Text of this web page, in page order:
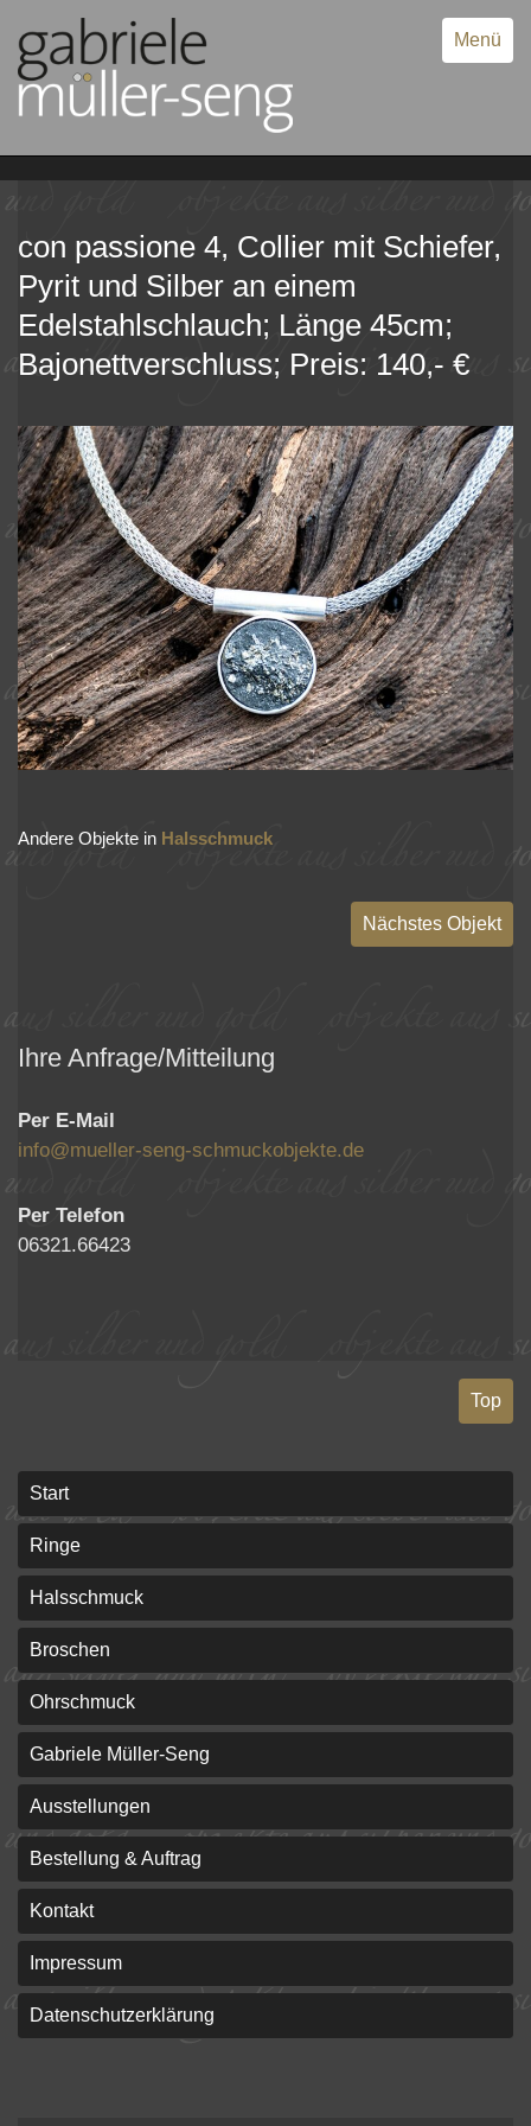
Menü
con passione 4, Collier mit Schiefer,
Pyrit und Silber an einem
Edelstahlschlauch; Länge 45cm;
Bajonettverschluss; Preis: 140,- €
Andere Objekte in Halsschmuck
Nächstes Objekt
Ihre Anfrage/Mitteilung
Per E-Mail
info@mueller-seng-schmuckobjekte.de
Per Telefon
06321.66423
Top
Start
Ringe
Halsschmuck
Broschen
Ohrschmuck
Gabriele Müller-Seng
Ausstellungen
Bestellung & Auftrag
Kontakt
Impressum
Datenschutzerklärung